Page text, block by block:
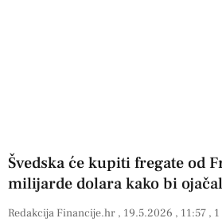
Švedska će kupiti fregate od
milijarde dolara kako bi
Redakcija Financije.hr 19.5.2026 11:57